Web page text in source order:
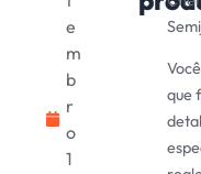
e
m
b
r
o
1
que